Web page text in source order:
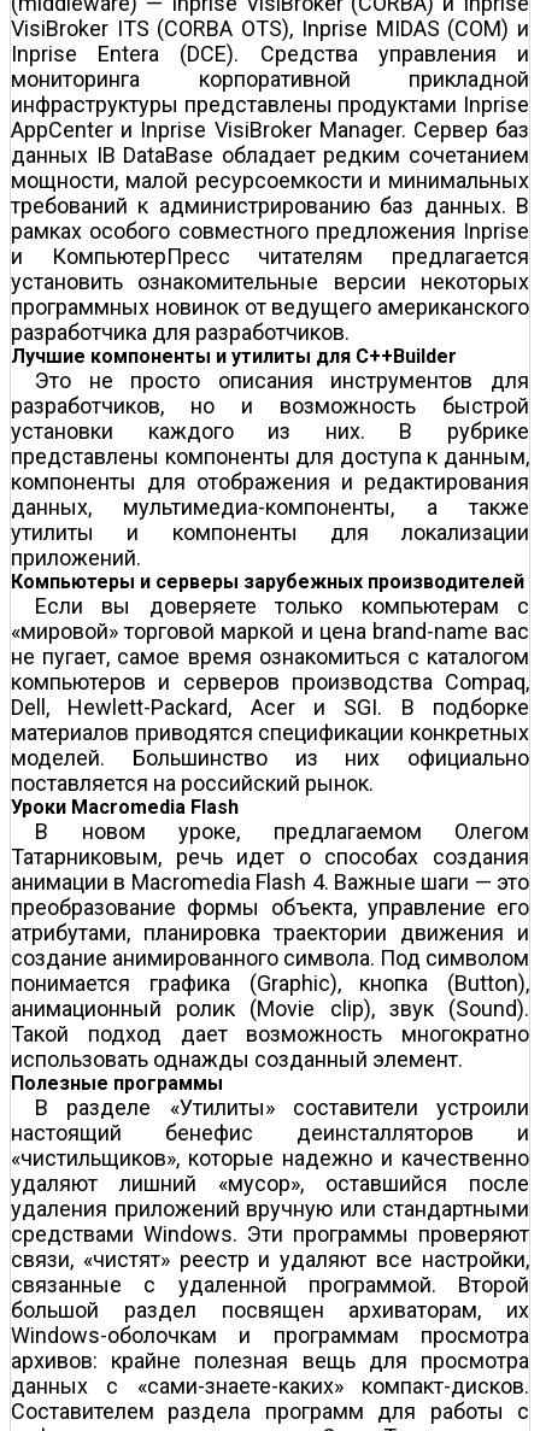
VisiBroker ITS (CORBA OTS), Inprise MIDAS (COM) и
Inprise Entera (DCE). Средства управления и
мониторинга корпоративной прикладной
инфраструктуры представлены продуктами Inprise
AppCenter и Inprise VisiBroker Manager. Сервер баз
данных IB DataBase обладает редким сочетанием
мощности, малой ресурсоемкости и минимальных
требований к администрированию баз данных. В
рамках особого совместного предложения Inprise
и КомпьютерПресс читателям предлагается
установить ознакомительные версии некоторых
программных новинок от ведущего американского
разработчика для разработчиков.
Лучшие компоненты и утилиты для C++Builder
Это не просто описания инструментов для
разработчиков, но и возможность быстрой
установки каждого из них. В рубрике
представлены компоненты для доступа к данным,
компоненты для отображения и редактирования
данных, мультимедиа-компоненты, а также
утилиты и компоненты для локализации
приложений.
Компьютеры и серверы зарубежных производителей
Если вы доверяете только компьютерам с
«мировой» торговой маркой и цена brand-name вас
не пугает, самое время ознакомиться с каталогом
компьютеров и серверов производства Compaq,
Dell, Hewlett-Packard, Acer и SGI. В подборке
материалов приводятся спецификации конкретных
моделей. Большинство из них официально
поставляется на российский рынок.
Уроки Macromedia Flash
В новом уроке, предлагаемом Олегом
Татарниковым, речь идет о способах создания
анимации в Macromedia Flash 4. Важные шаги — это
преобразование формы объекта, управление его
атрибутами, планировка траектории движения и
создание анимированного символа. Под символом
понимается графика (Graphic), кнопка (Button),
анимационный ролик (Movie clip), звук (Sound).
Такой подход дает возможность многократно
использовать однажды созданный элемент.
Полезные программы
В разделе «Утилиты» составители устроили
настоящий бенефис деинсталляторов и
«чистильщиков», которые надежно и качественно
удаляют лишний «мусор», оставшийся после
удаления приложений вручную или стандартными
средствами Windows. Эти программы проверяют
связи, «чистят» реестр и удаляют все настройки,
связанные с удаленной программой. Второй
большой раздел посвящен архиваторам, их
Windows-оболочкам и программам просмотра
архивов: крайне полезная вещь для просмотра
данных с «сами-знаете-каких» компакт-дисков.
Составителем раздела программ для работы с